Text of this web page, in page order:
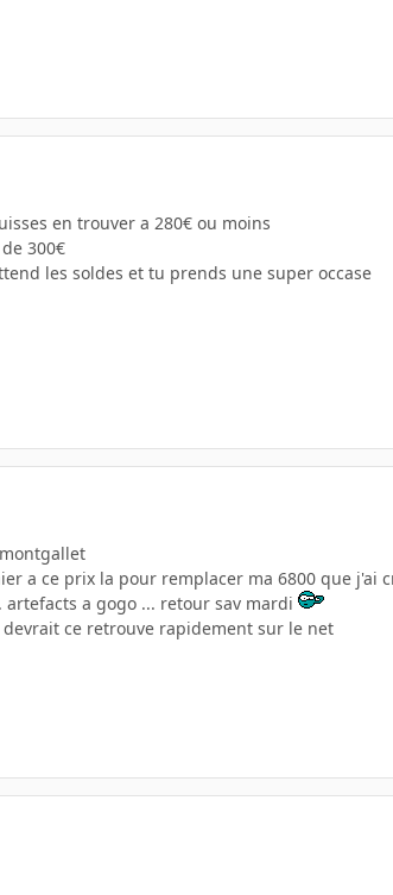
en trouver a 280€ ou moins
300€
les soldes et tu prends une super occase
a ce prix la pour remplacer ma 6800 que j'ai
a gogo ... retour sav mardi
ce retrouve rapidement sur le net